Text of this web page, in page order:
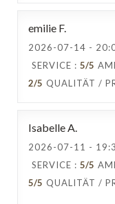
emilie F
2026-07-14 -
SERVICE : 5/5
2/5 QUALITÄT /
IsabelleA
2026-07-11 -
SERVICE : 5/5
5/5 QUALITÄT /